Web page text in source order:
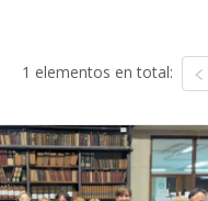
1 elementos en total: